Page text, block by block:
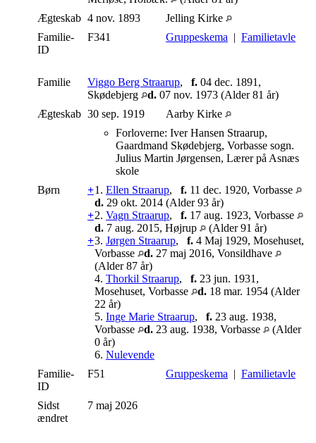
Ægteskab 4 nov. 1893
Jelling Kirke
Familie-
ID
F341 Gruppeskema | Familietavle
Familie Viggo Berg Straarup, f. 04 dec. 1891,
Skødebjerg
d. 07 nov. 1973 (Alder 81 år)
Ægteskab 30 sep. 1919
Aarby Kirke
Forloverne: Iver Hansen Straarup,
Gaardmand Skødebjerg, Vorbasse sogn.
Julius Martin Jørgensen, Lærer på Asnæs
skole
Børn
+1. Ellen Straarup, f. 11 dec. 1920, Vorbasse
d. 29 okt. 2014 (Alder 93 år)
+2. Vagn Straarup, f. 17 aug. 1923, Vorbasse
d. 7 aug. 2015, Højrup
(Alder 91 år)
+3. Jørgen Straarup, f. 4 Maj 1929, Mosehuset,
Vorbasse
d. 27 maj 2016, Vonsildhave
(Alder 87 år)
4. Thorkil Straarup, f. 23 jun. 1931,
Mosehuset, Vorbasse
d. 18 mar. 1954 (Alder
22 år)
5. Inge Marie Straarup, f. 23 aug. 1938,
Vorbasse
d. 23 aug. 1938, Vorbasse
(Alder
0 år)
6. Nulevende
Familie-
ID
F51 Gruppeskema | Familietavle
Sidst
ændret
7 maj 2026